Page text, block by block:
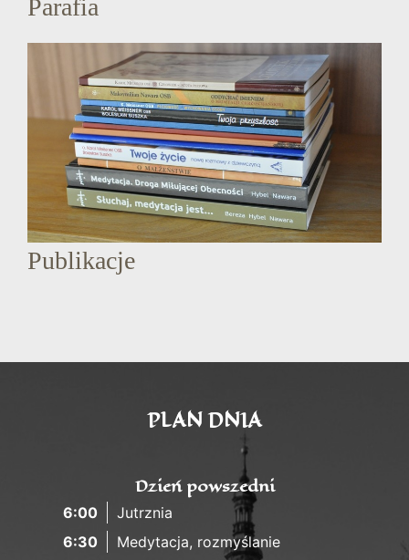
Parafia
Publikacje
PLAN DNIA
Dzień powszedni
6:00
Jutrznia
6:30
Medytacja, rozmyślanie